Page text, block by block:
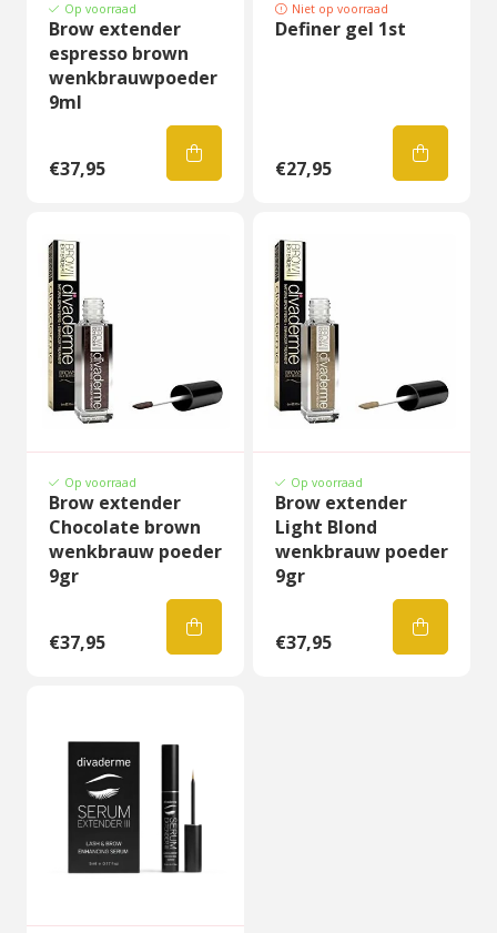
Op voorraad
Brow extender
espresso brown
wenkbrauwpoeder
9ml
€37,95
Niet op voorraad
Definer gel 1st
€27,95
Op voorraad
Brow extender
Chocolate brown
wenkbrauw poeder
9gr
€37,95
Op voorraad
Brow extender
Light Blond
wenkbrauw poeder
9gr
€37,95